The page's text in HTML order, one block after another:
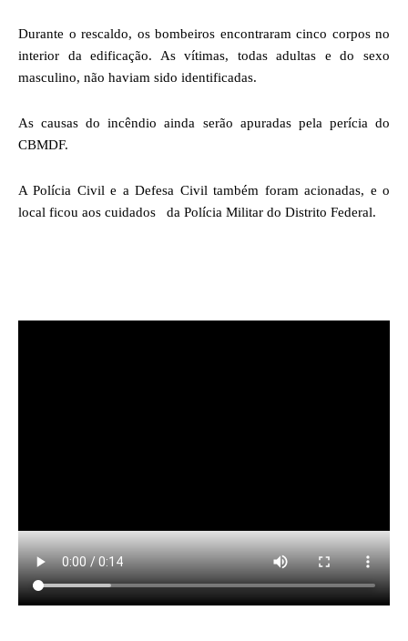
Durante o rescaldo, os bombeiros encontraram cinco corpos no
interior da edificação. As vítimas, todas adultas e do sexo
masculino, não haviam sido identificadas.
As causas do incêndio ainda serão apuradas pela perícia do
CBMDF.
A Polícia Civil e a Defesa Civil também foram acionadas, e o
local ficou aos cuidados da Polícia Militar do Distrito Federal.